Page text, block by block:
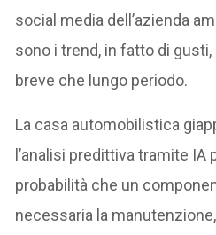
social media dell’azienda
sono i trend, in fatto di
breve che lungo periodo.
La casa automobilistica
l’analisi predittiva tramite IA
probabilità che un
necessaria la